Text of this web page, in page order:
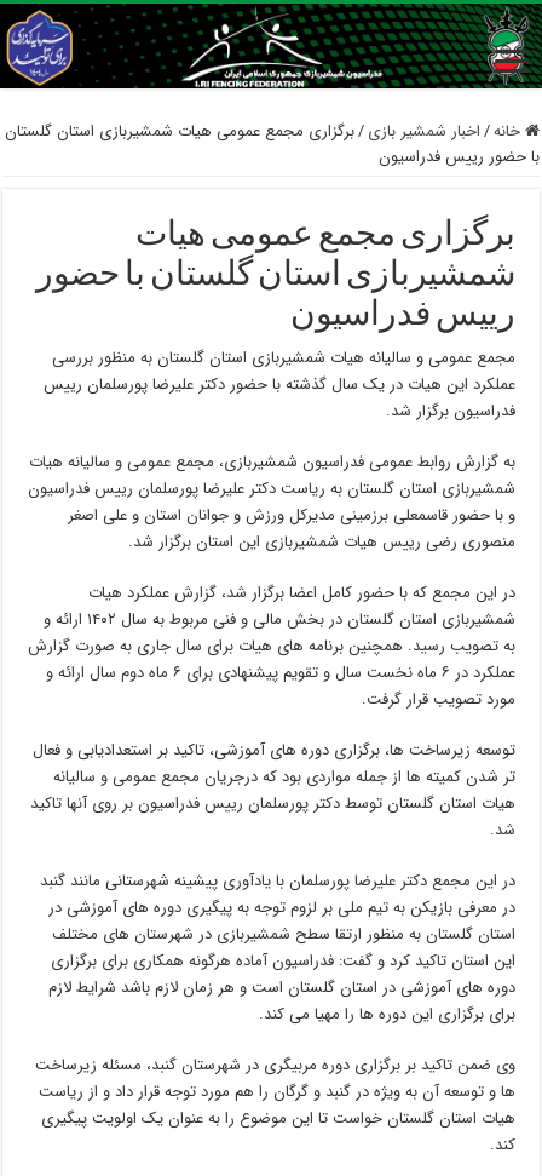
خانه/اخبار شمشیر بازی /برگزاری مجمع عمومی هیات شمشیربازی استان گلستان
با حضور رییس فدراسیون
برگزاری مجمع عمومی هیات
شمشیربازی استان گلستان با حضور
رییس فدراسیون
مجمع عمومی و سالیانه هیات شمشیربازی استان گلستان به منظور بررسی
عملکرد این هیات در یک سال گذشته با حضور دکتر علیرضا پورسلمان رییس
فدراسیون برگزار شد.
به گزارش روابط عمومی فدراسیون شمشیربازی، مجمع عمومی و سالیانه هیات
شمشیربازی استان گلستان به ریاست دکتر علیرضا پورسلمان رییس فدراسیون
و با حضور قاسمعلی برزمینی مدیرکل ورزش و جوانان استان و علی اصغر
منصوری رضی رییس هیات شمشیربازی این استان برگزار شد.
در این مجمع که با حضور کامل اعضا برگزار شد، گزارش عملکرد هیات
شمشیربازی استان گلستان در بخش مالی و فنی مربوط به سال ۱۴۰۲ ارائه و
به تصویب رسید. همچنین برنامه های هیات برای سال جاری به صورت گزارش
عملکرد در ۶ ماه نخست سال و تقویم پیشنهادی برای ۶ ماه دوم سال ارائه و
مورد تصویب قرار گرفت.
توسعه زیرساخت ها، برگزاری دوره های آموزشی، تاکید بر استعدادیابی و فعال
تر شدن کمیته ها از جمله مواردی بود که درجریان مجمع عمومی و سالیانه
هیات استان گلستان توسط دکتر پورسلمان رییس فدراسیون بر روی آنها تاکید
شد.
در این مجمع دکتر علیرضا پورسلمان با یادآوری پیشینه شهرستانی مانند گنبد
در معرفی بازیکن به تیم ملی بر لزوم توجه به پیگیری دوره های آموزشی در
استان گلستان به منظور ارتقا سطح شمشیربازی در شهرستان های مختلف
این استان تاکید کرد و گفت: فدراسیون آماده هرگونه همکاری برای برگزاری
دوره های آموزشی در استان گلستان است و هر زمان لازم باشد شرایط لازم
برای برگزاری این دوره ها را مهیا می کند.
وی ضمن تاکید بر برگزاری دوره مربیگری در شهرستان گنبد، مسئله زیرساخت
ها و توسعه آن به ویژه در گنبد و گرگان را هم مورد توجه قرار داد و از ریاست
هیات استان گلستان خواست تا این موضوع را به عنوان یک اولویت پیگیری
کند.